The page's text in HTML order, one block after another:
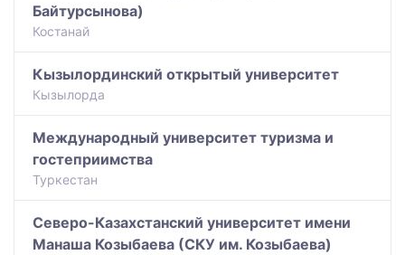
Байтурсынова)
Костанай
Кызылординский открытый университет
Кызылорда
Международный университет туризма и
гостеприимства
Туркестан
Северо-Казахстанский университет имени
Манаша Козыбаева (СКУ им. Козыбаева)